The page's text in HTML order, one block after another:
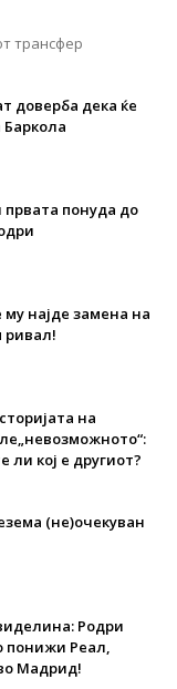
трансфер
доверба дека ќе
Баркола
првата понуда до
најде замена на
ривал!
на
ли кој е другиот?
(не)очекуван
Родри
понижи Реал,
Мадрид!